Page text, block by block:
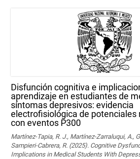
Disfunción cognitiva e
aprendizaje en estudiantes de
síntomas depresivos: evidencia
electrofisiológica de potenciales
con eventos P300
Martínez-Tapia, R. J., Martínez-Zarraluqui, A.,
Sampieri-Cabrera, R. (2025). Cognitive
Implications in Medical Students With